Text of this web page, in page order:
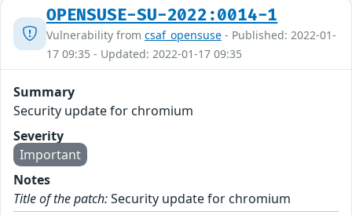
OPENSUSE-SU-2022:0014-1
Vulnerability from csaf_opensuse - Published: 2022-01-
17 09:35 - Updated: 2022-01-17 09:35
Summary
Security update for chromium
Severity
Important
Notes
Title of the patch:Security update for chromium